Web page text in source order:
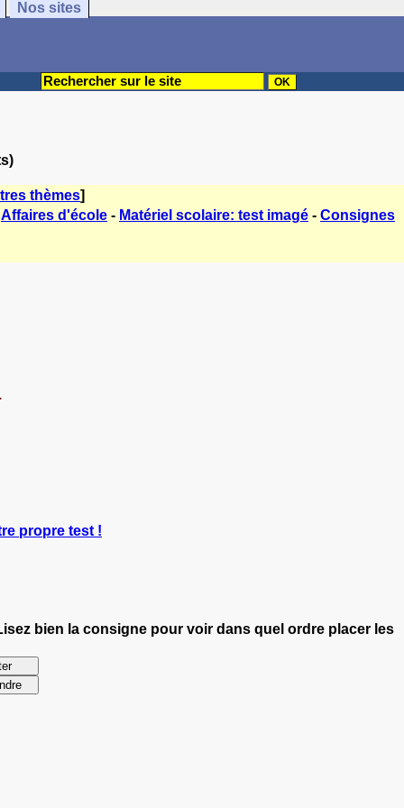
Nos sites
thèmes]
Affaires d'école - Matériel scolaire: test imagé - Consignes
propre test !
bien la consigne pour voir dans quel ordre placer les